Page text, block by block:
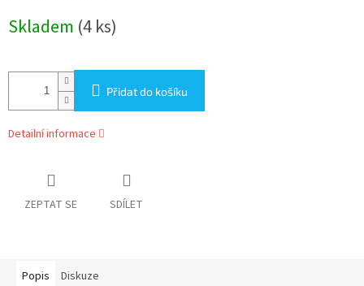
cena:
Skladem (4 ks)
Přidat do košíku
Detailní informace
ZEPTAT SE SDÍLET
Popis Diskuze